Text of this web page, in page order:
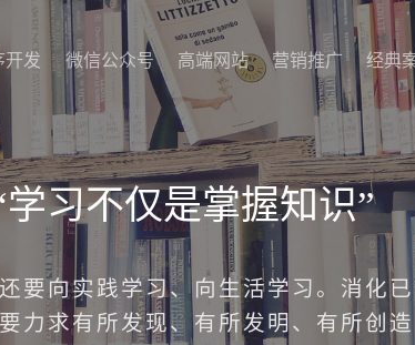
经典
经典
营销推广
营销推广
高端网站
高端网站
微信公众号
微信公众号
开发
发
学习不仅是掌握知识”
要向实践学习、向生活学习。消化已
力求有所发现、有所发明、有所创造